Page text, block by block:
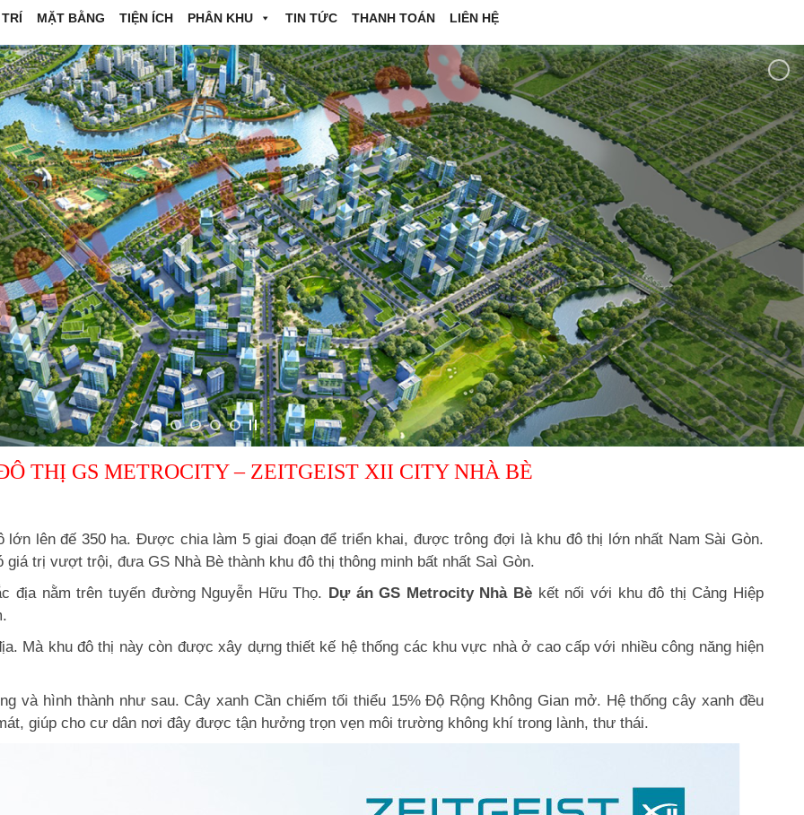
MẶT BẰNG TIỆN ÍCH PHÂN KHU TIN TỨC THANH TOÁN LIÊN HỆ
THỊ GS METROCITY – ZEITGEIST XII CITY NHÀ BÈ
lên đế 350 ha. Được chia làm 5 giai đoạn để triển khai, được trông đợi là khu đô thị lớn nhất Nam Sài Gòn.
trị vượt trội, đưa GS Nhà Bè thành khu đô thị thông minh bất nhất Saì Gòn.
nằm trên tuyến đường Nguyễn Hữu Thọ. Dự án GS Metrocity Nhà Bè kết nối với khu đô thị Cảng Hiệp
Mà khu đô thị này còn được xây dựng thiết kế hệ thống các khu vực nhà ở cao cấp với nhiều công năng hiện
và hình thành như sau. Cây xanh Cần chiếm tối thiểu 15% Độ Rộng Không Gian mở. Hệ thống cây xanh đều
giúp cho cư dân nơi đây được tận hưởng trọn vẹn môi trường không khí trong lành, thư thái.